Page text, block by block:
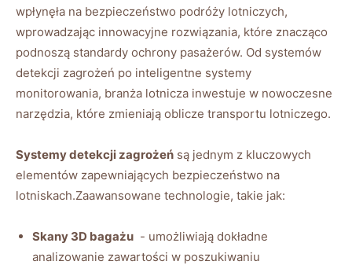
wpłynęła na bezpieczeństwo podróży lotniczych,
wprowadzając innowacyjne rozwiązania,⁤ które znacząco
podnoszą standardy ochrony pasażerów. Od⁣ systemów
detekcji zagrożeń po inteligentne systemy
monitorowania, branża ‍lotnicza ‌inwestuje w‍ nowoczesne
narzędzia, które zmieniają oblicze transportu lotniczego.
Systemy detekcji zagrożeń są jednym z kluczowych
elementów zapewniających bezpieczeństwo na
lotniskach.Zaawansowane technologie, takie⁢ jak:
Skany 3D bagażu ​ -‍ umożliwiają dokładne
⁣analizowanie zawartości w poszukiwaniu